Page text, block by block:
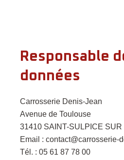
Responsable
données
Carrosserie Denis-Jean
Avenue de Toulouse
31410 SAINT-SULPICE SUR
Email : contact@carrosserie-
Tél. : 05 61 87 78 00